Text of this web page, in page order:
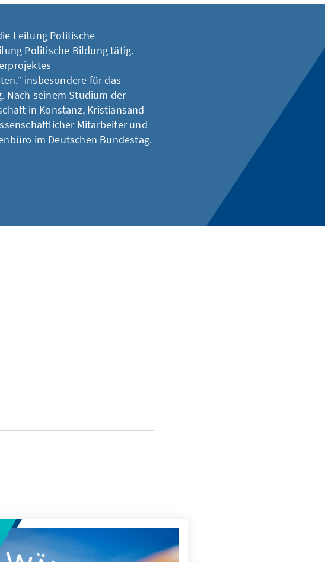
Leitung Politische
Politische Bildung tätig.
insbesondere für das
Nach seinem Studium der
in Konstanz, Kristiansand
Mitarbeiter und
im Deutschen Bundestag.